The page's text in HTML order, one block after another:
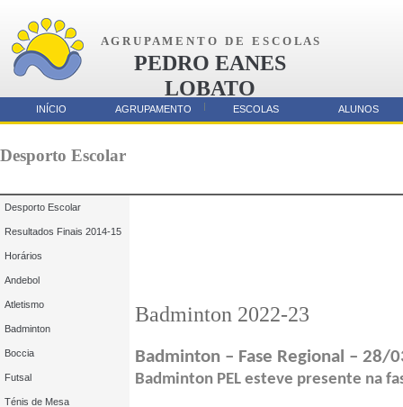
A G R U P A M E N T O D E E S C O L A S
PEDRO EANES
LOBATO
AMORA
Badminton 2022-23
Badminton – Fase Regional – 28/
Badminton PEL esteve presente na
Parcerias
Desporto Escolar
Desporto Escolar
Resultados Finais 2014-15
Horários
Andebol
Atletismo
Badminton
Boccia
Futsal
Ténis de Mesa
INÍCIO AGRUPAMENTO ESCOLAS ALUNOS